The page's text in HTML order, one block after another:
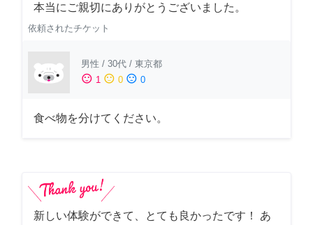
本当にご親切にありがとうございました。
依頼されたチケット
男性 / 30代 / 東京都
sentiment_satisfied 1 sentiment_neutral 0 sentiment_dissatisfied 0
食べ物を分けてください。
新しい体験ができて、とても良かったです！ あ